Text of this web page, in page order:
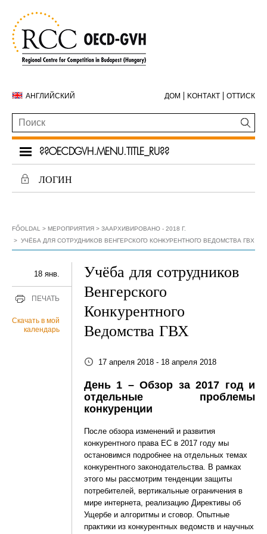
АНГЛИЙСКИЙ ДОМ KОНТАКТ ОТТИСК
??OECDGVH.MENU.TITLE_RU??
ЛОГИН
FŐOLDAL МЕРОПРИЯТИЯ
ЗААРХИВИРОВАНО - 2018 Г.
УЧЁБА ДЛЯ СОТРУДНИКОВ ВЕНГЕРСКОГО КОНКУРЕНТНОГО ВЕДОМСТВА ГВХ
18 янв.
ПЕЧАТЬ
Скачать в мой
календарь
Учёба для сотрудников
Венгерского
Конкурентного
Ведомства ГВХ
17 апреля 2018 - 18 апреля 2018
День 1 – Обзор за 2017 год и
отдельные проблемы
конкуренции
После обзора изменений и развития
конкурентного права ЕС в 2017 году мы
остановимся подробнее на отдельных темах
конкурентного законодательства. В рамках
этого мы рассмотрим тенденции защиты
потребителей, вертикальные ограничения в
мире интернета, реализацию Директивы об
Ущербе и алгоритмы и сговор. Опытные
практики из конкурентных ведомств и научных